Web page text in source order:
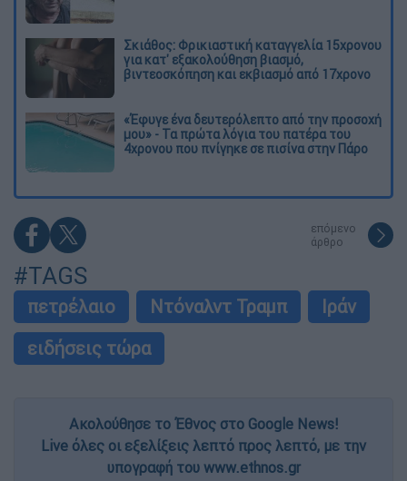
Σκιάθος: Φρικιαστική καταγγελία 15χρονου
για κατ' εξακολούθηση βιασμό,
βιντεοσκόπηση και εκβιασμό από 17χρονο
«Έφυγε ένα δευτερόλεπτο από την προσοχή
μου» - Τα πρώτα λόγια του πατέρα του
4χρονου που πνίγηκε σε πισίνα στην Πάρο
επόμενο
άρθρο
#TAGS
πετρέλαιο Ντόναλντ Τραμπ
Ιράν
ειδήσεις τώρα
Ακολούθησε το Έθνος στο Google News!
Live όλες οι εξελίξεις λεπτό προς λεπτό, με την
υπογραφή του www.ethnos.gr